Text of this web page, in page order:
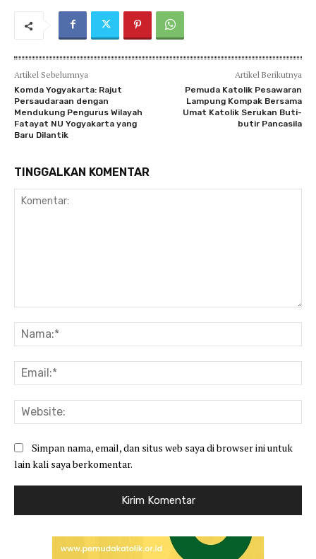
Artikel Sebelumnya
Komda Yogyakarta: Rajut
Persaudaraan dengan
Mendukung Pengurus Wilayah
Fatayat NU Yogyakarta yang
Baru Dilantik
Artikel Berikutnya
Pemuda Katolik Pesawaran
Lampung Kompak Bersama
Umat Katolik Serukan Buti-
butir Pancasila
TINGGALKAN KOMENTAR
Simpan nama, email, dan situs web saya di browser ini untuk
lain kali saya berkomentar.